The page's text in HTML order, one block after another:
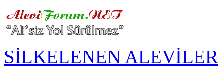
SİLKELENEN ALEVİLER